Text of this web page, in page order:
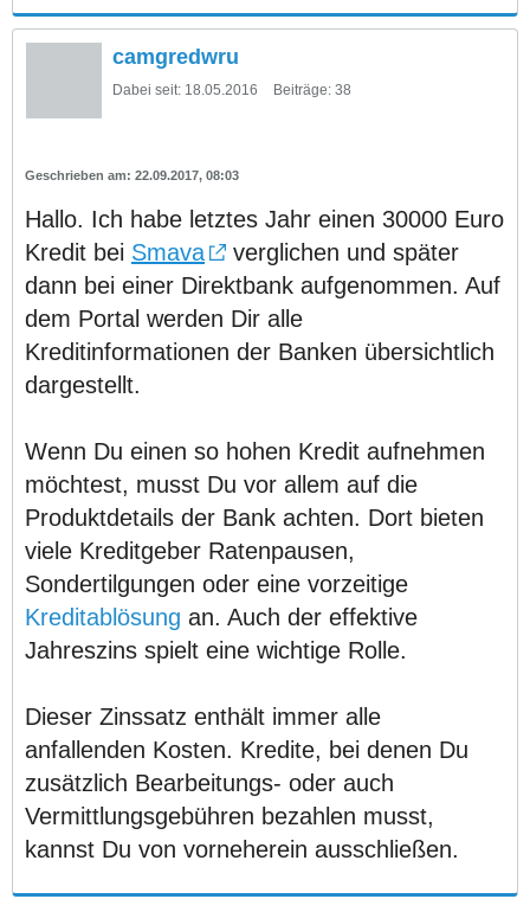
camgredwru
Dabei seit: 18.05.2016 Beiträge: 38
22.09.2017, 08:03
Hallo. Ich habe letztes Jahr einen 30000 Euro
Kredit bei Smava
verglichen und später
dann bei einer Direktbank aufgenommen. Auf
dem Portal werden Dir alle
Kreditinformationen der Banken übersichtlich
dargestellt.
Wenn Du einen so hohen Kredit aufnehmen
möchtest, musst Du vor allem auf die
Produktdetails der Bank achten. Dort bieten
viele Kreditgeber Ratenpausen,
Sondertilgungen oder eine vorzeitige
Kreditablösung an. Auch der effektive
Jahreszins spielt eine wichtige Rolle.
Dieser Zinssatz enthält immer alle
anfallenden Kosten. Kredite, bei denen Du
zusätzlich Bearbeitungs- oder auch
Vermittlungsgebühren bezahlen musst,
kannst Du von vorneherein ausschließen.